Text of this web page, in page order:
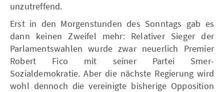
unzutreffend.
Erst in den Morgenstunden des Sonntags gab es
dann keinen Zweifel mehr: Relativer Sieger der
Parlamentswahlen wurde zwar neuerlich Premier
Robert Fico mit seiner Partei Smer-
Sozialdemokratie. Aber die nächste Regierung wird
wohl dennoch die vereinigte bisherige Opposition